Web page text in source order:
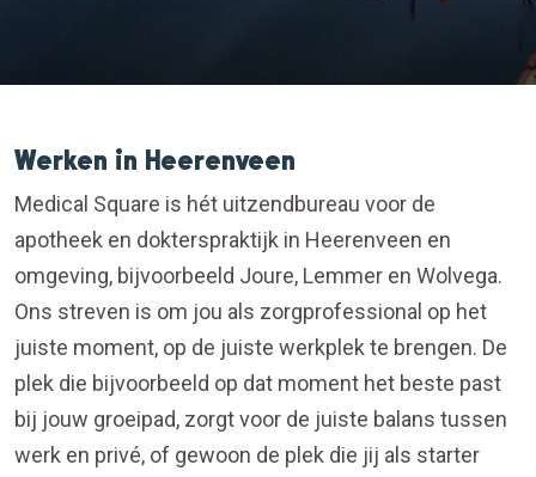
Werken in Heerenveen
Medical Square is hét uitzendbureau voor de
apotheek en dokterspraktijk in Heerenveen en
omgeving, bijvoorbeeld Joure, Lemmer en Wolvega.
Ons streven is om jou als zorgprofessional op het
juiste moment, op de juiste werkplek te brengen. De
plek die bijvoorbeeld op dat moment het beste past
bij jouw groeipad, zorgt voor de juiste balans tussen
werk en privé, of gewoon de plek die jij als starter